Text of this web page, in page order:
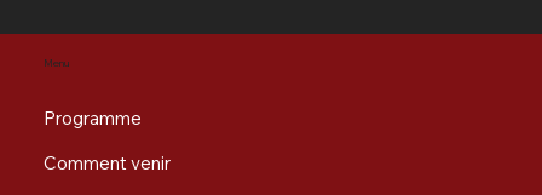
Menu
Programme
Comment venir